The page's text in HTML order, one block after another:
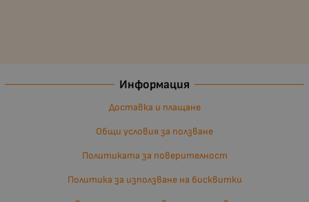
Информация
Доставка и плащане
Общи условия за ползване
Политиката за поверителност
Политика за използване на бисквитки